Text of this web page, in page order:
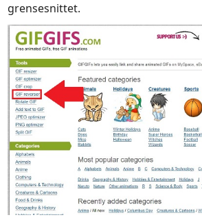
grensesnittet.